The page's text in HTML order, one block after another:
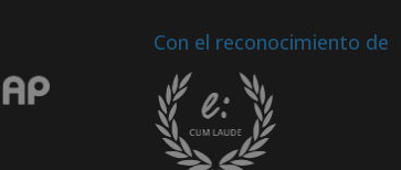
Con el reconocimiento de